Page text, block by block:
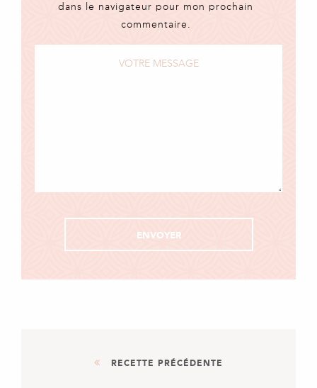
dans le navigateur pour mon prochain
commentaire.
RECETTE PRÉCÉDENTE